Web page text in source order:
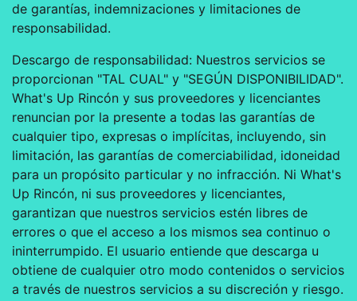
de garantías, indemnizaciones y limitaciones de
responsabilidad.
Descargo de responsabilidad: Nuestros servicios se
proporcionan "TAL CUAL" y "SEGÚN DISPONIBILIDAD".
What's Up Rincón y sus proveedores y licenciantes
renuncian por la presente a todas las garantías de
cualquier tipo, expresas o implícitas, incluyendo, sin
limitación, las garantías de comerciabilidad, idoneidad
para un propósito particular y no infracción. Ni What's
Up Rincón, ni sus proveedores y licenciantes,
garantizan que nuestros servicios estén libres de
errores o que el acceso a los mismos sea continuo o
ininterrumpido. El usuario entiende que descarga u
obtiene de cualquier otro modo contenidos o servicios
a través de nuestros servicios a su discreción y riesgo.